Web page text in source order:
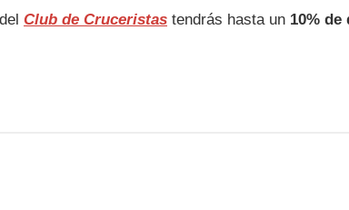
Club de Cruceristas tendrás hasta un 10% de